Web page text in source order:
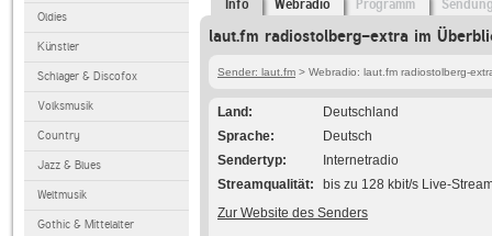
Oldies
Künstler
Schlager & Discofox
Volksmusik
Country
Jazz & Blues
Weltmusik
Gothic & Mittelalter
Info Webradio Programm
laut.fm radiostolberg-extra im
Sender: laut.fm > Webradio: laut.fm radiostolberg-
Land
Deutschland
Sprache
Deutsch
Sendertyp
Internetradio
Streamqualität
bis zu 128 kbit/s Live-
Zur Website des Senders